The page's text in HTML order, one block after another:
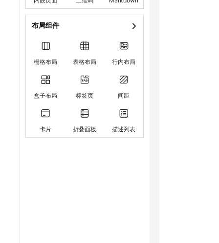
布局组件
栅格布局 表格布局 行内布局
盒子布局 标签页 间距
卡片 折叠面板 描述列表